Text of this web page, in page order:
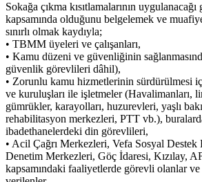
Sokağa çıkma kısıtlamalarının
kapsamında olduğunu belgelemek ve
sınırlı olmak kaydıyla;
• TBMM üyeleri ve çalışanları,
• Kamu düzeni ve güvenliğinin
güvenlik görevlileri dâhil),
• Zorunlu kamu hizmetlerinin sürdürülmesi
ve kuruluşları ile işletmeler (Havalimanları,
gümrükler, karayolları, huzurevleri, yaşlı
rehabilitasyon merkezleri, PTT vb.),
ibadethanelerdeki din görevlileri,
• Acil Çağrı Merkezleri, Vefa Sosyal
Denetim Merkezleri, Göç İdaresi, Kızılay,
kapsamındaki faaliyetlerde görevli olanlar